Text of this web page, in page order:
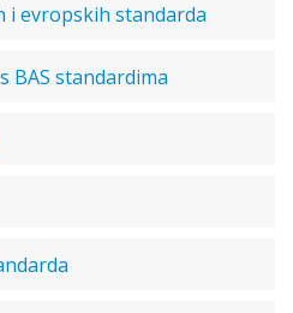
i evropskih standarda
BAS standardima